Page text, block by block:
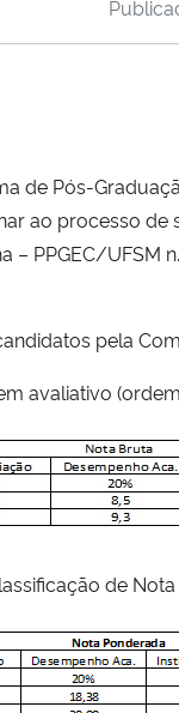
de Pós-
ao processo de
– PPGEC/UFSM
pela
avaliativo
de Nota